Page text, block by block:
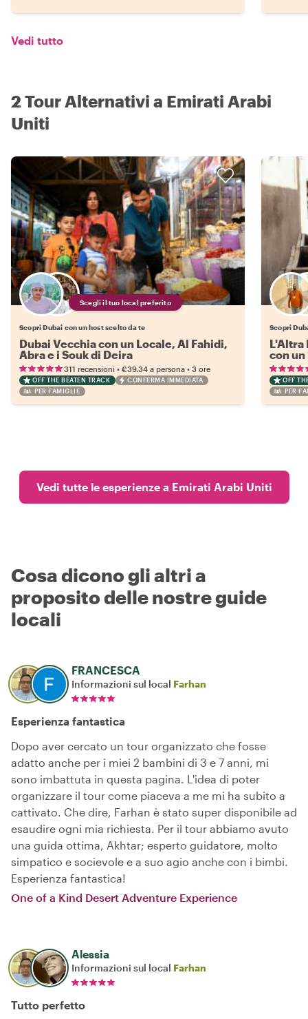
Vedi tutto
2 Tour Alternativi a Emirati Arabi
Uniti
Scegli il tuo local preferito
Scopri Dubai con un host scelto da te
Dubai Vecchia con un Locale, Al Fahidi,
Abra e i Souk di Deira
311 recensioni • €39.34 a persona • 3 ore
OFF THE BEATEN TRACK
CONFERMA IMMEDIATA
PER FAMIGLIE
Scopri
L'Altra
con
OFF
PER
Vedi tutte le esperienze a Emirati Arabi Uniti
Cosa dicono gli altri a
proposito delle nostre guide
locali
FRANCESCA
Informazioni sul local Farhan
Esperienza fantastica
Dopo aver cercato un tour organizzato che fosse
adatto anche per i miei 2 bambini di 3 e 7 anni, mi
sono imbattuta in questa pagina. L'idea di poter
organizzare il tour come piaceva a me mi ha subito a
cattivato. Che dire, Farhan è stato super disponibile ad
esaudire ogni mia richiesta. Per il tour abbiamo avuto
una guida ottima, Akhtar; esperto guidatore, molto
simpatico e socievole e a suo agio anche con i bimbi.
Esperienza fantastica!
One of a Kind Desert Adventure Experience
Alessia
Informazioni sul local Farhan
Tutto perfetto